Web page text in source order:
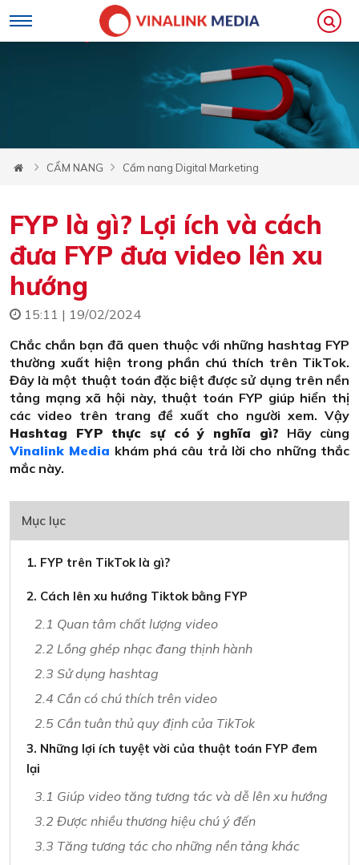
CẨM NANG Cẩm nang Digital Marketing
FYP là gì? Lợi ích và cách
đưa FYP đưa video lên xu
hướng
15:11 | 19/02/2024
Chắc chắn bạn đã quen thuộc với những hashtag FYP
thường xuất hiện trong phần chú thích trên TikTok.
Đây là một thuật toán đặc biệt được sử dụng trên nền
tảng mạng xã hội này, thuật toán FYP giúp hiển thị
các video trên trang đề xuất cho người xem. Vậy
Hashtag FYP thực sự có ý nghĩa gì? Hãy cùng
Vinalink Media khám phá câu trả lời cho những thắc
mắc này.
Mục lục
1. FYP trên TikTok là gì?
2. Cách lên xu hướng Tiktok bằng FYP
2.1 Quan tâm chất lượng video
2.2 Lồng ghép nhạc đang thịnh hành
2.3 Sử dụng hashtag
2.4 Cần có chú thích trên video
2.5 Cần tuân thủ quy định của TikTok
3. Những lợi ích tuyệt vời của thuật toán FYP đem
lại
3.1 Giúp video tăng tương tác và dễ lên xu hướng
3.2 Được nhiều thương hiệu chú ý đến
3.3 Tăng tương tác cho những nền tảng khác